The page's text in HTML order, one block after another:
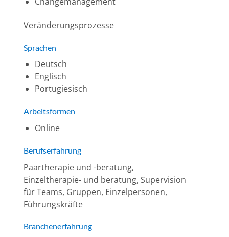
Veränderungsprozesse
Sprachen
Deutsch
Englisch
Portugiesisch
Arbeitsformen
Online
Berufserfahrung
Paartherapie und -beratung,
Einzeltherapie- und beratung, Supervision
für Teams, Gruppen, Einzelpersonen,
Führungskräfte
Branchenerfahrung